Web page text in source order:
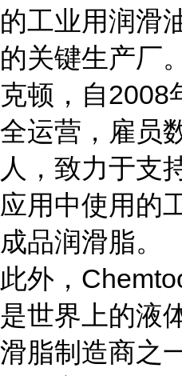
的工业用润滑
的关键生产厂
克顿，自2008
全运营，雇员
人，致力于支
应用中使用的
成品润滑脂。
此外，
是世界上的液
滑脂制造商之